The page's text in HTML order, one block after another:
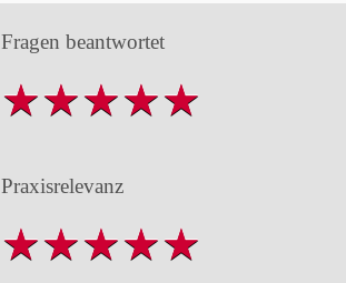
Fragen beantwortet
Praxisrelevanz